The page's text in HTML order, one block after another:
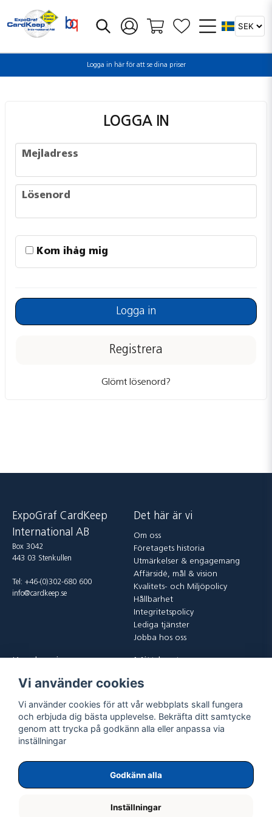
Logga in här för att se dina priser
LOGGA IN
Mejladress
Mejladress
Lösenord
Lösenord
Kom ihåg mig
Logga in
Registrera
Glömt lösenord?
ExpoGraf CardKeep
International AB
Box 3042
443 03 Stenkullen
Tel: +46-(0)302-680 600
info@cardkeep.se
Det här är vi
Om oss
Företagets historia
Utmärkelser & engagemang
Affärsidé, mål & vision
Kvalitets- och Miljöpolicy
Hållbarhet
Integritetspolicy
Lediga tjänster
Jobba hos oss
Kontakta oss
Vanliga frågor
Returer
Logga in
Glömt lösenord?
Vi använder cookies
Vi använder cookies för att vår webbplats skall fungera
och erbjuda dig bästa upplevelse. Bekräfta ditt samtycke
genom att trycka på godkänn alla eller anpassa via
inställningar
Godkänn alla
Inställningar